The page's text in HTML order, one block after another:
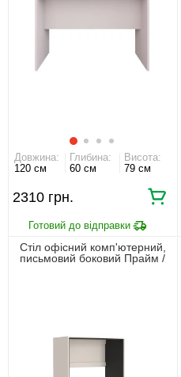
Довжина:
120 см
Глибина:
60 см
Висота:
79 см
2310
Стіл офісний комп'ютерний,
письмовий боковий Прайм /